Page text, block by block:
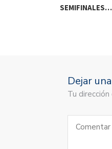
SEMIFINALES…
Dejar
Tu